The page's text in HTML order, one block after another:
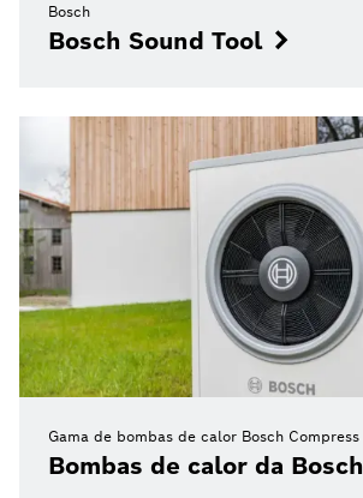
Bosch
Bosch Sound Tool
Gama de bombas de calor Bosch Compress
Bombas de calor da Bosch